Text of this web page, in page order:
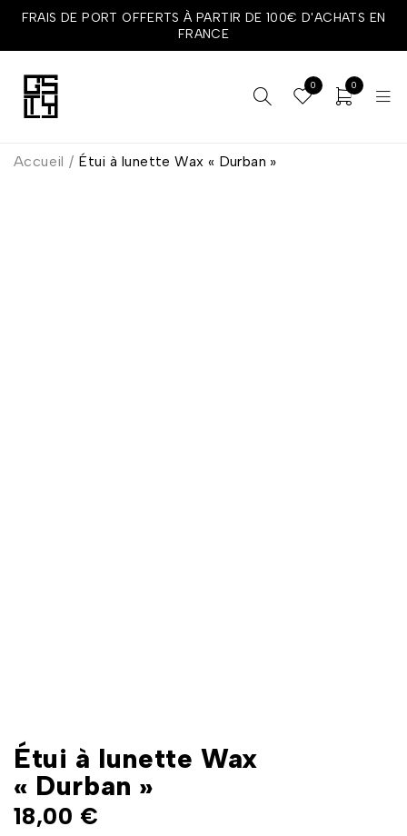
FRAIS DE PORT OFFERTS À PARTIR DE 100€ D'ACHATS EN
FRANCE
0 0
Accueil / Étui à lunette Wax « Durban »
Étui à lunette Wax
« Durban »
18,00 €